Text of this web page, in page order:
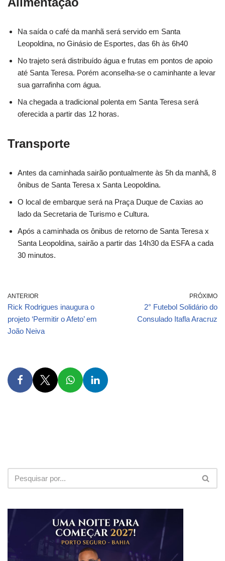
Na saída o café da manhã será servido em Santa
Leopoldina, no Ginásio de Esportes, das 6h às 6h40
No trajeto será distribuído água e frutas em pontos de apoio
até Santa Teresa. Porém aconselha-se o caminhante a levar
sua garrafinha com água.
Na chegada a tradicional polenta em Santa Teresa será
oferecida a partir das 12 horas.
Transporte
Antes da caminhada sairão pontualmente às 5h da manhã, 8
ônibus de Santa Teresa x Santa Leopoldina.
O local de embarque será na Praça Duque de Caxias ao
lado da Secretaria de Turismo e Cultura.
Após a caminhada os ônibus de retorno de Santa Teresa x
Santa Leopoldina, sairão a partir das 14h30 da ESFA a cada
30 minutos.
ANTERIOR
Rick Rodrigues inaugura o
projeto ‘Permitir o Afeto’ em
João Neiva
PRÓXIMO
2° Futebol Solidário do
Consulado Itafla Aracruz